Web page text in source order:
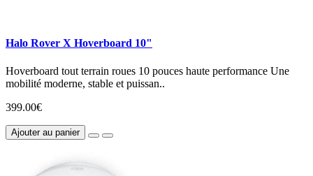
Halo Rover X Hoverboard 10"
Hoverboard tout terrain roues 10 pouces haute performance Une
mobilité moderne, stable et puissan..
399.00€
Ajouter au panier